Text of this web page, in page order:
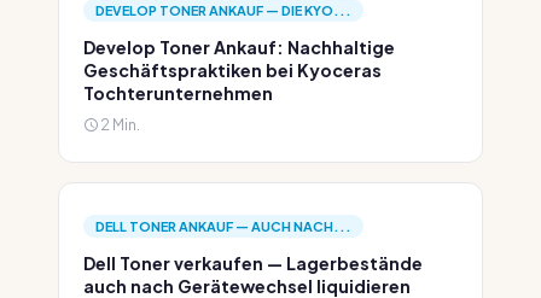
DEVELOP TONER ANKAUF — DIE KYO...
Develop Toner Ankauf: Nachhaltige
Geschäftspraktiken bei Kyoceras
Tochterunternehmen
2 Min.
DELL TONER ANKAUF — AUCH NACH...
Dell Toner verkaufen — Lagerbestände
auch nach Gerätewechsel liquidieren